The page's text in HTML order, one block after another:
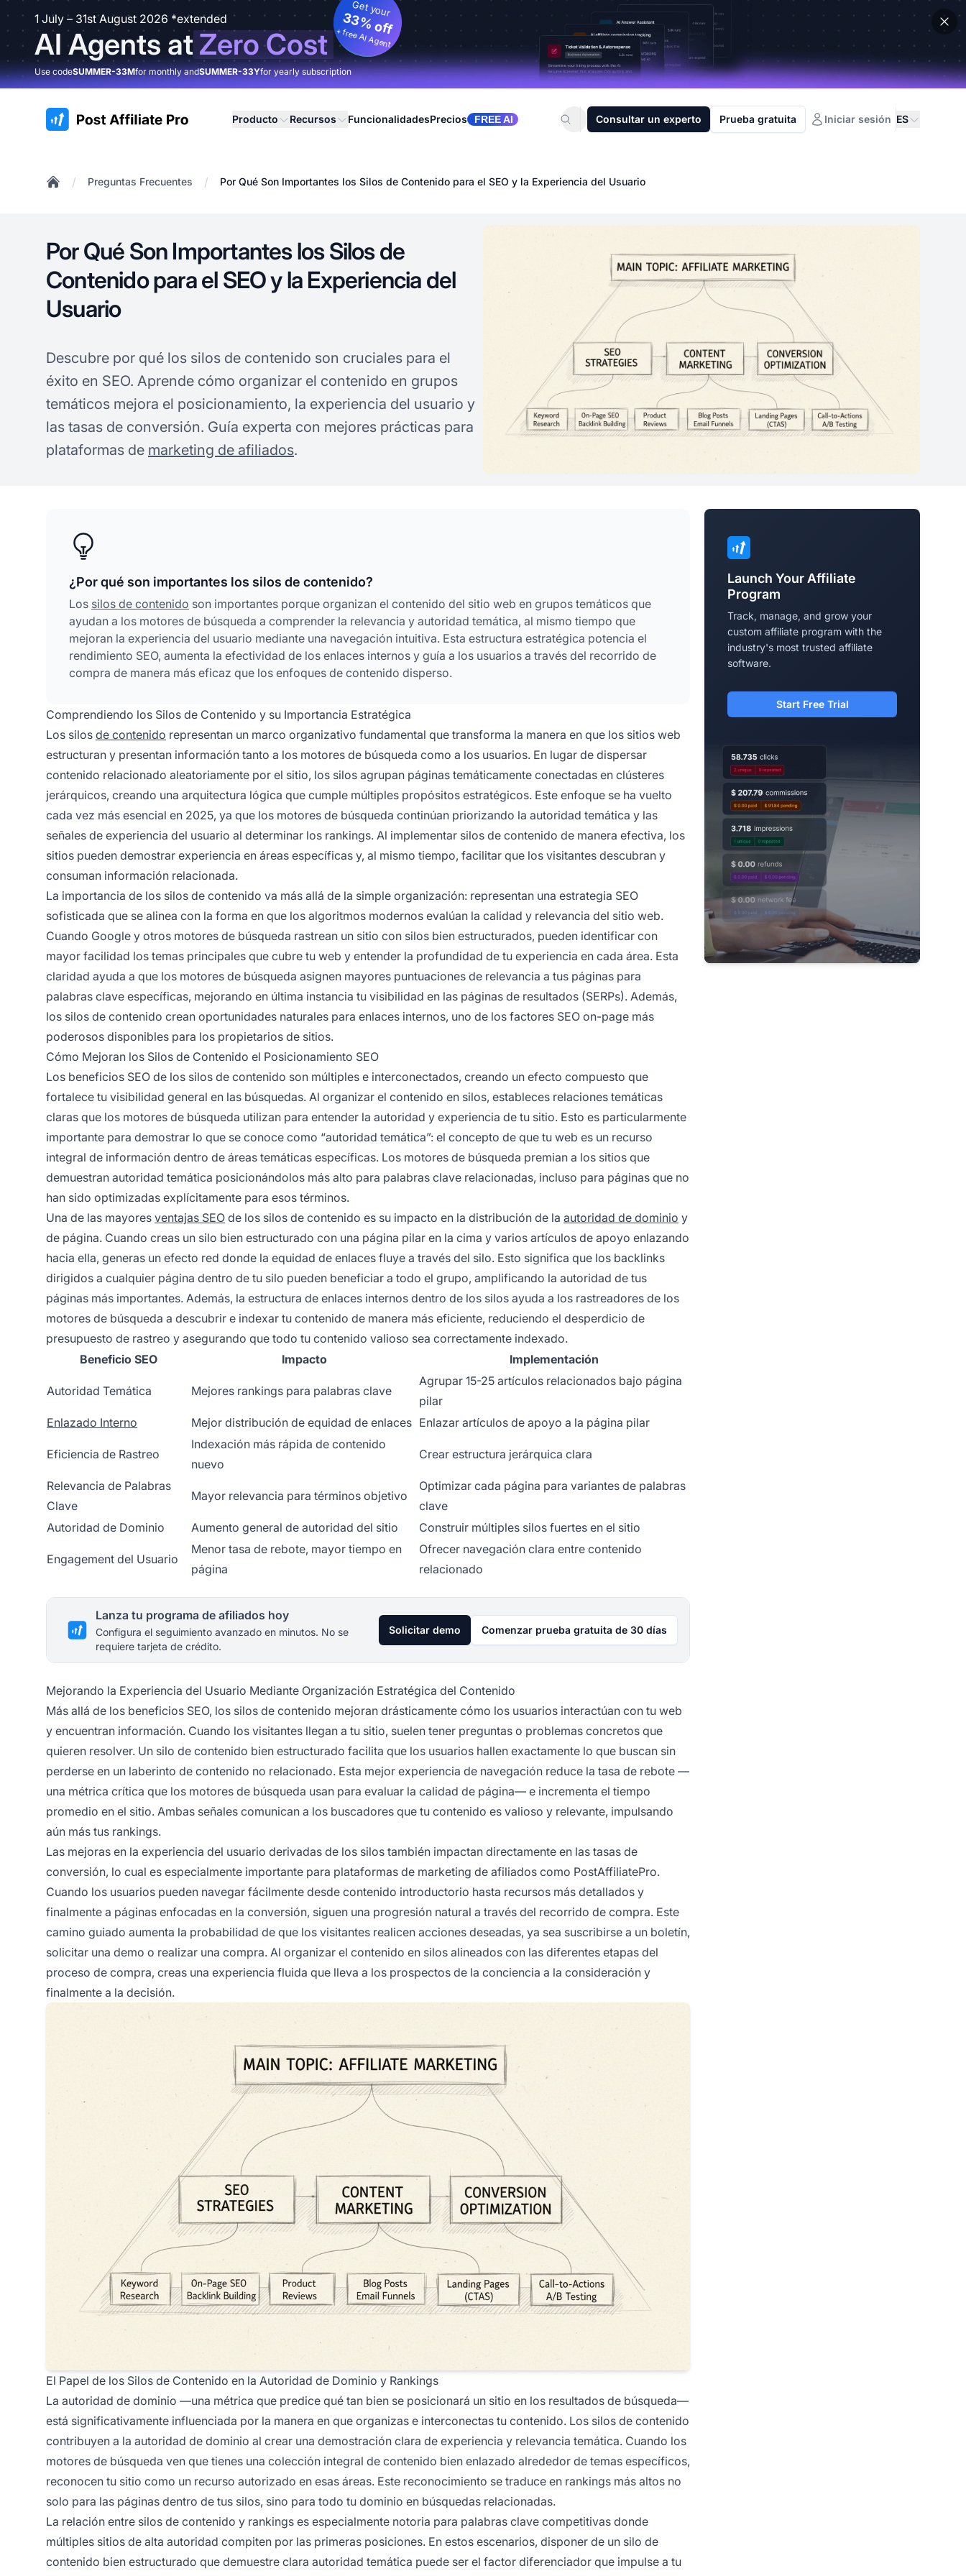
1 July – 31st August 2026 *extended
AI Agents atZero Cost
Get your
33% off
+ free AI Agent
Use codeSUMMER-33Mfor monthly andSUMMER-33Yfor yearly subscription
:site.title Producto Recursos FuncionalidadesPrecios FREE AI Consultar un experto Prueba gratuita Iniciar sesión ES
/ Preguntas Frecuentes / Por Qué Son Importantes los Silos de Contenido para el SEO y la Experiencia del Usuario
Por Qué Son Importantes los Silos de
Contenido para el SEO y la Experiencia del
Usuario
Descubre por qué los silos de contenido son cruciales para el
éxito en SEO. Aprende cómo organizar el contenido en grupos
temáticos mejora el posicionamiento, la experiencia del usuario y
las tasas de conversión. Guía experta con mejores prácticas para
plataformas de marketing de afiliados.
¿Por qué son importantes los silos de contenido?
Los silos de contenido son importantes porque organizan el contenido del sitio web en grupos temáticos que
ayudan a los motores de búsqueda a comprender la relevancia y autoridad temática, al mismo tiempo que
mejoran la experiencia del usuario mediante una navegación intuitiva. Esta estructura estratégica potencia el
rendimiento SEO, aumenta la efectividad de los enlaces internos y guía a los usuarios a través del recorrido de
compra de manera más eficaz que los enfoques de contenido disperso.
Comprendiendo los Silos de Contenido y su Importancia Estratégica
Los silos de contenido representan un marco organizativo fundamental que transforma la manera en que los sitios web
estructuran y presentan información tanto a los motores de búsqueda como a los usuarios. En lugar de dispersar
contenido relacionado aleatoriamente por el sitio, los silos agrupan páginas temáticamente conectadas en clústeres
jerárquicos, creando una arquitectura lógica que cumple múltiples propósitos estratégicos. Este enfoque se ha vuelto
cada vez más esencial en 2025, ya que los motores de búsqueda continúan priorizando la autoridad temática y las
señales de experiencia del usuario al determinar los rankings. Al implementar silos de contenido de manera efectiva, los
sitios pueden demostrar experiencia en áreas específicas y, al mismo tiempo, facilitar que los visitantes descubran y
consuman información relacionada.
La importancia de los silos de contenido va más allá de la simple organización: representan una estrategia SEO
sofisticada que se alinea con la forma en que los algoritmos modernos evalúan la calidad y relevancia del sitio web.
Cuando Google y otros motores de búsqueda rastrean un sitio con silos bien estructurados, pueden identificar con
mayor facilidad los temas principales que cubre tu web y entender la profundidad de tu experiencia en cada área. Esta
claridad ayuda a que los motores de búsqueda asignen mayores puntuaciones de relevancia a tus páginas para
palabras clave específicas, mejorando en última instancia tu visibilidad en las páginas de resultados (SERPs). Además,
los silos de contenido crean oportunidades naturales para enlaces internos, uno de los factores SEO on-page más
poderosos disponibles para los propietarios de sitios.
Cómo Mejoran los Silos de Contenido el Posicionamiento SEO
Los beneficios SEO de los silos de contenido son múltiples e interconectados, creando un efecto compuesto que
fortalece tu visibilidad general en las búsquedas. Al organizar el contenido en silos, estableces relaciones temáticas
claras que los motores de búsqueda utilizan para entender la autoridad y experiencia de tu sitio. Esto es particularmente
importante para demostrar lo que se conoce como “autoridad temática”: el concepto de que tu web es un recurso
integral de información dentro de áreas temáticas específicas. Los motores de búsqueda premian a los sitios que
demuestran autoridad temática posicionándolos más alto para palabras clave relacionadas, incluso para páginas que no
han sido optimizadas explícitamente para esos términos.
Una de las mayores ventajas SEO de los silos de contenido es su impacto en la distribución de la autoridad de dominio y
de página. Cuando creas un silo bien estructurado con una página pilar en la cima y varios artículos de apoyo enlazando
hacia ella, generas un efecto red donde la equidad de enlaces fluye a través del silo. Esto significa que los backlinks
dirigidos a cualquier página dentro de tu silo pueden beneficiar a todo el grupo, amplificando la autoridad de tus
páginas más importantes. Además, la estructura de enlaces internos dentro de los silos ayuda a los rastreadores de los
motores de búsqueda a descubrir e indexar tu contenido de manera más eficiente, reduciendo el desperdicio de
presupuesto de rastreo y asegurando que todo tu contenido valioso sea correctamente indexado.
Beneficio SEO
Impacto Implementación
Autoridad Temática Mejores rankings para palabras clave
Agrupar 15-25 artículos relacionados bajo página
pilar
Enlazado Interno
Mejor distribución de equidad de enlaces Enlazar artículos de apoyo a la página pilar
Eficiencia de Rastreo
Indexación más rápida de contenido
nuevo
Crear estructura jerárquica clara
Relevancia de Palabras
Clave
Mayor relevancia para términos objetivo
Optimizar cada página para variantes de palabras
clave
Autoridad de Dominio
Aumento general de autoridad del sitio Construir múltiples silos fuertes en el sitio
Engagement del Usuario
Menor tasa de rebote, mayor tiempo en
página
Ofrecer navegación clara entre contenido
relacionado
Lanza tu programa de afiliados hoy
Configura el seguimiento avanzado en minutos. No se
requiere tarjeta de crédito.
Solicitar demo Comenzar prueba gratuita de 30 días
Mejorando la Experiencia del Usuario Mediante Organización Estratégica del Contenido
Más allá de los beneficios SEO, los silos de contenido mejoran drásticamente cómo los usuarios interactúan con tu web
y encuentran información. Cuando los visitantes llegan a tu sitio, suelen tener preguntas o problemas concretos que
quieren resolver. Un silo de contenido bien estructurado facilita que los usuarios hallen exactamente lo que buscan sin
perderse en un laberinto de contenido no relacionado. Esta mejor experiencia de navegación reduce la tasa de rebote —
una métrica crítica que los motores de búsqueda usan para evaluar la calidad de página— e incrementa el tiempo
promedio en el sitio. Ambas señales comunican a los buscadores que tu contenido es valioso y relevante, impulsando
aún más tus rankings.
Las mejoras en la experiencia del usuario derivadas de los silos también impactan directamente en las tasas de
conversión, lo cual es especialmente importante para plataformas de marketing de afiliados como PostAffiliatePro.
Cuando los usuarios pueden navegar fácilmente desde contenido introductorio hasta recursos más detallados y
finalmente a páginas enfocadas en la conversión, siguen una progresión natural a través del recorrido de compra. Este
camino guiado aumenta la probabilidad de que los visitantes realicen acciones deseadas, ya sea suscribirse a un boletín,
solicitar una demo o realizar una compra. Al organizar el contenido en silos alineados con las diferentes etapas del
proceso de compra, creas una experiencia fluida que lleva a los prospectos de la conciencia a la consideración y
finalmente a la decisión.
El Papel de los Silos de Contenido en la Autoridad de Dominio y Rankings
La autoridad de dominio —una métrica que predice qué tan bien se posicionará un sitio en los resultados de búsqueda—
está significativamente influenciada por la manera en que organizas e interconectas tu contenido. Los silos de contenido
contribuyen a la autoridad de dominio al crear una demostración clara de experiencia y relevancia temática. Cuando los
motores de búsqueda ven que tienes una colección integral de contenido bien enlazado alrededor de temas específicos,
reconocen tu sitio como un recurso autorizado en esas áreas. Este reconocimiento se traduce en rankings más altos no
solo para las páginas dentro de tus silos, sino para todo tu dominio en búsquedas relacionadas.
La relación entre silos de contenido y rankings es especialmente notoria para palabras clave competitivas donde
múltiples sitios de alta autoridad compiten por las primeras posiciones. En estos escenarios, disponer de un silo de
contenido bien estructurado que demuestre clara autoridad temática puede ser el factor diferenciador que impulse a tu
Launch Your Affiliate
Program
Track, manage, and grow your
custom affiliate program with the
industry's most trusted affiliate
software.
Start Free Trial